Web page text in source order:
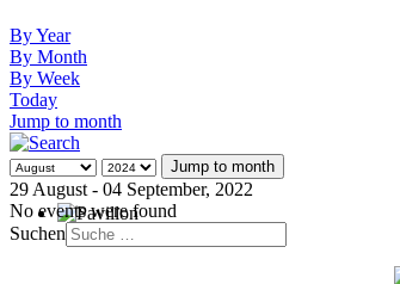
By Year
By Month
By Week
Today
Jump to month
Jump to month
29 August - 04 September, 2022
No events were found
Suchen